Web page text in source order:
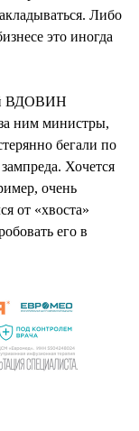
Либо
это иногда
ВДОВИН
ним министры,
бегали по
Хочется
очень
от «хвоста»
его в